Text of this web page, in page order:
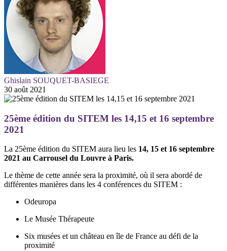
Ghislain SOUQUET-BASIEGE
30 août 2021
25ème édition du SITEM les 14,15 et 16 septembre
2021
La 25ème édition du SITEM aura lieu les 14, 15 et 16 septembre
2021 au Carrousel du Louvre à Paris.
Le thème de cette année sera la proximité, où il sera abordé de
différentes manières dans les 4 conférences du SITEM :
Odeuropa
Le Musée Thérapeute
Six musées et un château en île de France au défi de la
proximité